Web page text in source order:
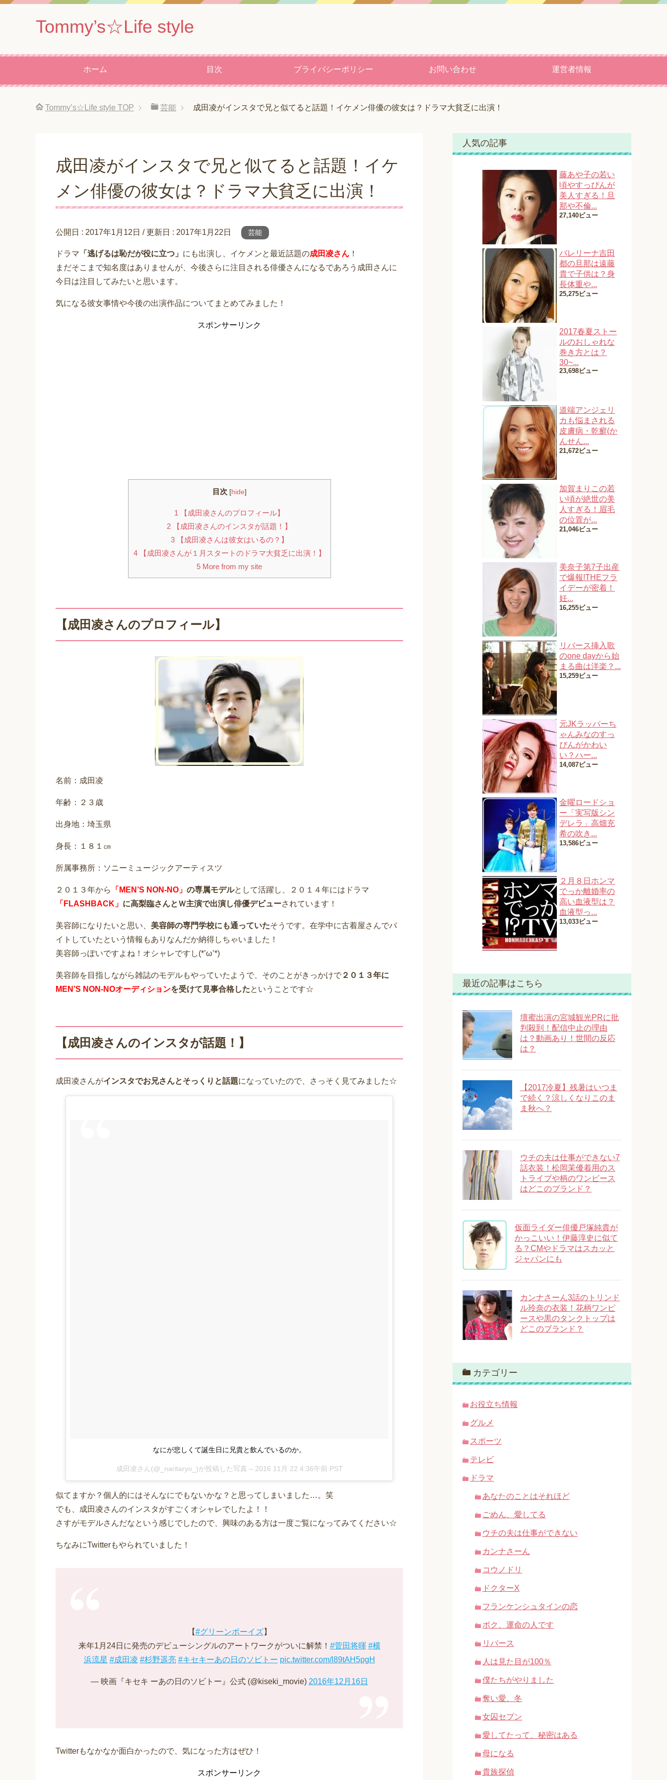
Tommy’s☆Life style
ホーム 目次 プライバシーポリシー お問い合わせ 運営者情報
Tommy’s☆Life style TOP 芸能 成田凌がインスタで兄と似てると話題！イケメン俳優の彼女は？ドラマ大貧乏に出演！
成田凌がインスタで兄と似てると話題！イケ
メン俳優の彼女は？ドラマ大貧乏に出演！
公開日 : 2017年1月12日 / 更新日 : 2017年1月22日 芸能
ドラマ 「逃げるは恥だが役に立つ」 にも出演し、イケメンと最近話題の成田凌さん ！
まだそこまで知名度はありませんが、今後さらに注目される俳優さんになるであろう成田さんに
今日は注目してみたいと思います。
気になる彼女事情や今後の出演作品についてまとめてみました！
スポンサーリンク
目次 [hide]
1
【成田凌さんのプロフィール】
2 【成田凌さんのインスタが話題！】
3【成田凌さんは彼女はいるの？】
4【成田凌さんが１月スタートのドラマ大貧乏に出演！】
5 More from my site
【成田凌さんのプロフィール】
名前：成田凌
年齢：２３歳
出身地：埼玉県
身長：１８１㎝
所属事務所：ソニーミュージックアーティスツ
２０１３年から 「MEN’S NON-NO」 の専属モデルとして活躍し、２０１４年にはドラマ
「FLASHBACK」 に高梨臨さんとＷ主演で出演し俳優デビューされています！
美容師になりたいと思い、 美容師の専門学校にも通っていたそうです。在学中に古着屋さんでバ
イトしていたという情報もありなんだか納得しちゃいました！
美容師っぽいですよね！オシャレですし(*’ω’*)
美容師を目指しながら雑誌のモデルもやっていたようで、そのことがきっかけで ２０１３年に
MEN’S NON-NOオーディションを受けて見事合格したということです☆
【成田凌さんのインスタが話題！】
成田凌さんがインスタでお兄さんとそっくりと話題になっていたので、さっそく見てみました☆
なにが悲しくて誕生日に兄貴と飲んでいるのか。
成田凌さん(@_naritaryo_)が投稿した写真 – 2016 11月 22 4:36午前 PST
似てますか？個人的にはそんなにでもないかな？と思ってしまいました…。笑
でも、成田凌さんのインスタがすごくオシャレでしたよ！！
さすがモデルさんだなという感じでしたので、興味のある方は一度ご覧になってみてください☆
ちなみにTwitterもやられていました！
【#グリーンボーイズ】
来年1月24日に発売のデビューシングルのアートワークがついに解禁！ #菅田将暉 #横
浜流星 #成田凌 #杉野遥亮 #キセキーあの日のソビトー pic.twitter.com/l89tAH5pgH
— 映画『キセキ ーあの日のソビトー』公式 (@kiseki_movie) 2016年12月16日
Twitterもなかなか面白かったので、気になった方はぜひ！
スポンサーリンク
人気の記事
藤あや子の若い
頃やすっぴんが
美人すぎる！旦
那や不倫...
27,140ビュー
バレリーナ吉田
都の旦那は遠藤
貴で子供は？身
長体重や...
25,275ビュー
2017春夏ストー
ルのおしゃれな
巻き方とは？
30~...
23,698ビュー
道端アンジェリ
カも悩まされる
皮膚病・乾癬(か
んせん...
21,672ビュー
加賀まりこの若
い頃が絶世の美
人すぎる！眉毛
の位置が...
21,046ビュー
美奈子第7子出産
で爆報!THEフラ
イデーが密着！
妊...
16,255ビュー
リバース挿入歌
のone dayから始
まる曲は洋楽？...
15,259ビュー
元JKラッパーち
ゃんみなのすっ
ぴんがかわい
い？ハー...
14,087ビュー
金曜ロードショ
ー「実写版シン
デレラ」高畑充
希の吹き...
13,586ビュー
２月８日ホンマ
でっか離婚率の
高い血液型は？
血液型っ...
13,033ビュー
最近の記事はこちら
壇蜜出演の宮城観光PRに批
判殺到！配信中止の理由
は？動画あり！世間の反応
は？
【2017冷夏】残暑はいつま
で続く？涼しくなりこのま
ま秋へ？
ウチの夫は仕事ができない7
話衣装！松岡茉優着用のス
トライプや柄のワンピース
はどこのブランド？
仮面ライダー俳優戸塚純貴が
かっこいい！伊藤淳史に似て
る？CMやドラマはスカッと
ジャパンにも
カンナさーん3話のトリンド
ル玲奈の衣装！花柄ワンピ
ースや黒のタンクトップは
どこのブランド？
カテゴリー
お役立ち情報
グルメ
スポーツ
テレビ
ドラマ
あなたのことはそれほど
ごめん、愛してる
ウチの夫は仕事ができない
カンナさーん
コウノドリ
ドクターX
フランケンシュタインの恋
ボク、運命の人です
リバース
人は見た目が100％
僕たちがやりました
奪い愛、冬
女囚セブン
愛してたって、秘密はある
母になる
貴族探偵